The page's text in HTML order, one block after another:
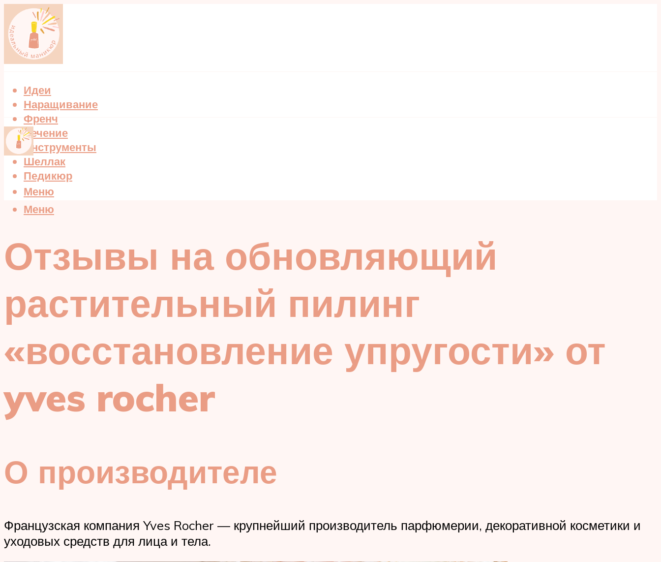
Идеи
Наращивание
Френч
Лечение
Инструменты
Шеллак
Педикюр
Меню
Меню
Отзывы на обновляющий
растительный пилинг
«восстановление упругости» от
yves rocher
О производителе
Французская компания Yves Rocher — крупнейший производитель парфюмерии, декоративной косметики и
уходовых средств для лица и тела.